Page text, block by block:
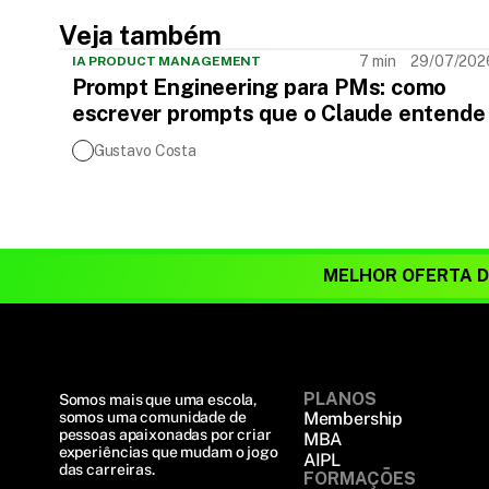
Veja também
IA PRODUCT MANAGEMENT 7 min 29/07/
Prompt Engineering para PMs: como
escrever prompts que o Claude entende
Gustavo Costa
MELHOR OFERTA
Somos mais que uma escola,
somos uma comunidade de
pessoas apaixonadas por criar
experiências que mudam o jogo
das carreiras.
PLANOS
Membership
MBA
AIPL
FORMAÇÕES